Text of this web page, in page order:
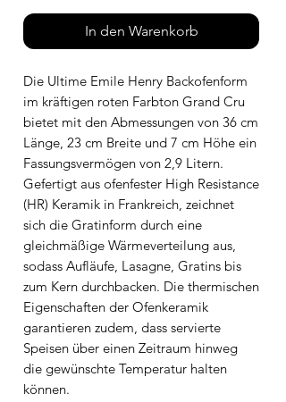
In den Warenkorb
Die Ultime Emile Henry Backofenform
im kräftigen roten Farbton Grand Cru
bietet mit den Abmessungen von 36 cm
Länge, 23 cm Breite und 7 cm Höhe ein
Fassungsvermögen von 2,9 Litern.
Gefertigt aus ofenfester High Resistance
(HR) Keramik in Frankreich, zeichnet
sich die Gratinform durch eine
gleichmäßige Wärmeverteilung aus,
sodass Aufläufe, Lasagne, Gratins bis
zum Kern durchbacken. Die thermischen
Eigenschaften der Ofenkeramik
garantieren zudem, dass servierte
Speisen über einen Zeitraum hinweg
die gewünschte Temperatur halten
können.